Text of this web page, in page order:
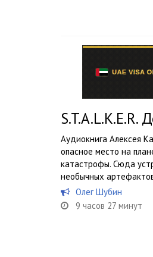
Аудиокнига Алексея
опасное место на
катастрофы. Сюда
необычных
Олег Шубин
9 часов 27 минут